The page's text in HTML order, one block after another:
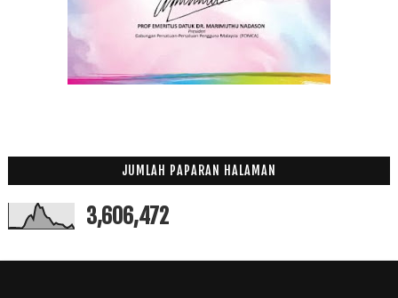
JUMLAH PAPARAN HALAMAN
3,606,472